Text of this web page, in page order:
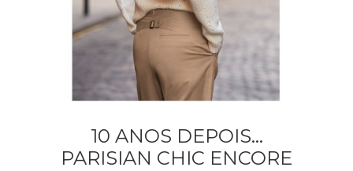
10 ANOS DEPOIS…
PARISIAN CHIC ENCORE